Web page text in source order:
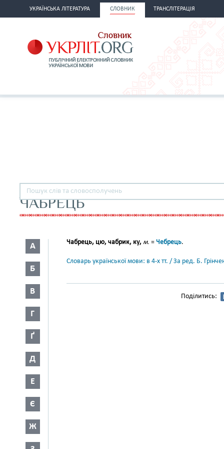
УКРАЇНСЬКА ЛІТЕРАТУРА СЛОВНИК ТРАНСЛІТЕРАЦІЯ
ЧАБРЕЦЬ
А
Б
В
Г
Ґ
Д
Е
Є
Ж
Чабрець, цю, чабрик, ку, м. = Чебрець.
Словарь української мови: в 4-х тт. / За ред. Б.
Поділитись: